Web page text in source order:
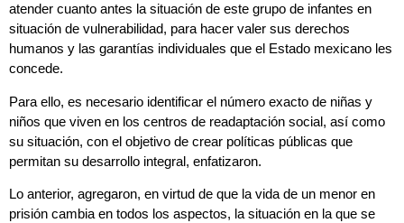
atender cuanto antes la situación de este grupo de infantes en
situación de vulnerabilidad, para hacer valer sus derechos
humanos y las garantías individuales que el Estado mexicano les
concede.
Para ello, es necesario identificar el número exacto de niñas y
niños que viven en los centros de readaptación social, así como
su situación, con el objetivo de crear políticas públicas que
permitan su desarrollo integral, enfatizaron.
Lo anterior, agregaron, en virtud de que la vida de un menor en
prisión cambia en todos los aspectos, la situación en la que se